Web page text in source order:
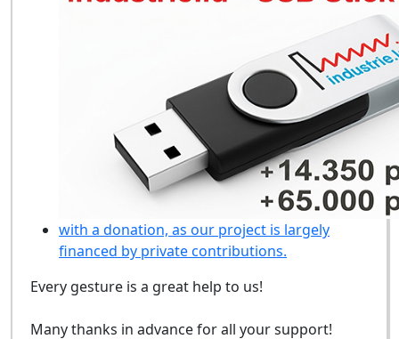
with a donation, as our project is largely
financed by private contributions.
Every gesture is a great help to us!
Many thanks in advance for all your support!